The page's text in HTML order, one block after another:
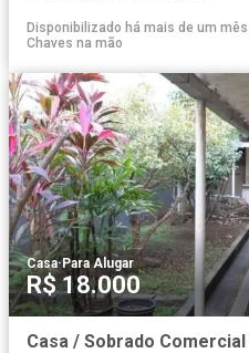
Disponibilizado há mais de um mês
Chaves na mão
Casa·Para Alugar
R$ 18.000